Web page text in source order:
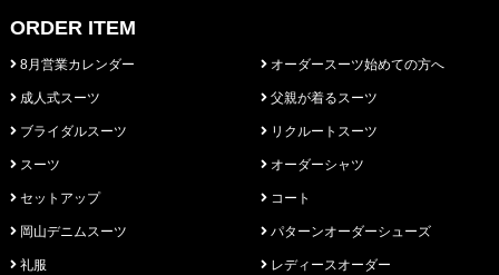
ORDER ITEM
8月営業カレンダー
成人式スーツ
ブライダルスーツ
スーツ
セットアップ
岡山デニムスーツ
礼服
オーダースーツ始めての方へ
父親が着るスーツ
リクルートスーツ
オーダーシャツ
コート
パターンオーダーシューズ
レディースオーダー